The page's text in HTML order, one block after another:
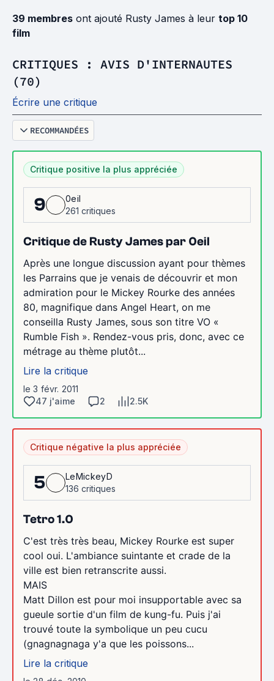
39 membres ont ajouté Rusty James à leur top 10
film
CRITIQUES : AVIS D'INTERNAUTES
(70)
Écrire une critique
RECOMMANDÉES
Critique positive la plus appréciée
9
0eil
261 critiques
Critique de Rusty James par 0eil
Après une longue discussion ayant pour thèmes
les Parrains que je venais de découvrir et mon
admiration pour le Mickey Rourke des années
80, magnifique dans Angel Heart, on me
conseilla Rusty James, sous son titre VO «
Rumble Fish ». Rendez-vous pris, donc, avec ce
métrage au thème plutôt...
Lire la critique
le 3 févr. 2011
47 j'aime
2 2.5K
Critique négative la plus appréciée
5
LeMickeyD
136 critiques
Tetro 1.0
C'est très très beau, Mickey Rourke est super
cool oui. L'ambiance suintante et crade de la
ville est bien retranscrite aussi.
MAIS
Matt Dillon est pour moi insupportable avec sa
gueule sortie d'un film de kung-fu. Puis j'ai
trouvé toute la symbolique un peu cucu
(gnagnagnaga y'a que les poissons...
Lire la critique